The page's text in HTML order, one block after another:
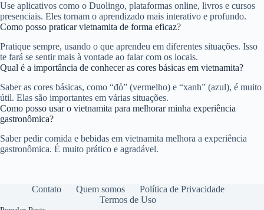
Use aplicativos como o Duolingo, plataformas online, livros e cursos
presenciais. Eles tornam o aprendizado mais interativo e profundo.
Como posso praticar vietnamita de forma eficaz?
Pratique sempre, usando o que aprendeu em diferentes situações. Isso
te fará se sentir mais à vontade ao falar com os locais.
Qual é a importância de conhecer as cores básicas em vietnamita?
Saber as cores básicas, como “đỏ” (vermelho) e “xanh” (azul), é muito
útil. Elas são importantes em várias situações.
Como posso usar o vietnamita para melhorar minha experiência
gastronômica?
Saber pedir comida e bebidas em vietnamita melhora a experiência
gastronômica. É muito prático e agradável.
Contato Quem somos
Política de Privacidade
Termos de Uso